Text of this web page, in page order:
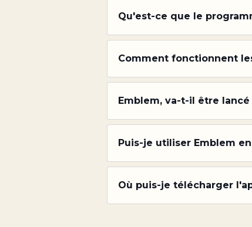
Qu'est-ce que le
Comment fonctionnent
Emblem, va-t-il être
Puis-je utiliser Emblem
Où puis-je télécharger